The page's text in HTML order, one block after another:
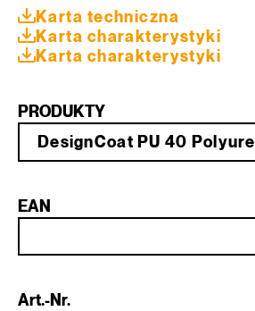
Karta techniczna
Karta charakterystyki
Karta charakterystyki
PRODUKTY
EAN
Art.-Nr.